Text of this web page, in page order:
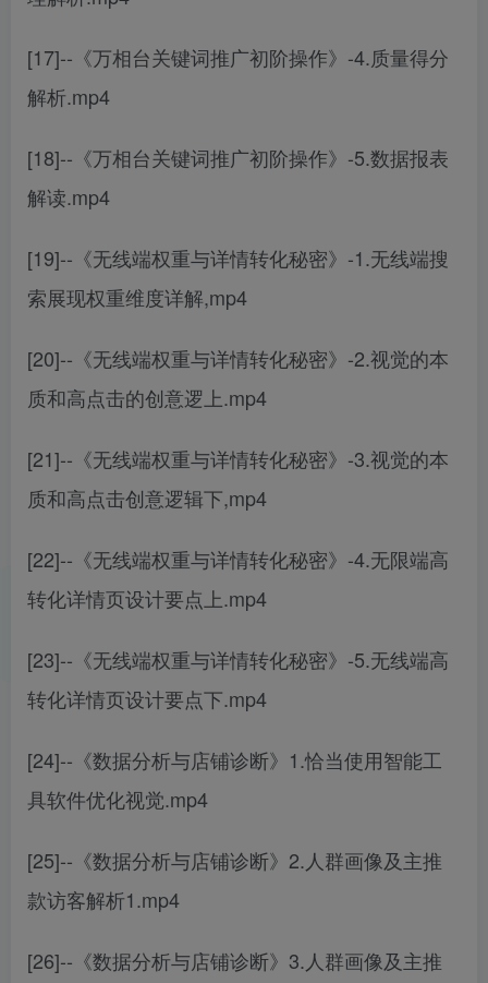
[17]--《万相台关键词推广初阶操作》-4.质量得分
解析.mp4
[18]--《万相台关键词推广初阶操作》-5.数据报表
解读.mp4
[19]--《无线端权重与详情转化秘密》-1.无线端搜
索展现权重维度详解,mp4
[20]--《无线端权重与详情转化秘密》-2.视觉的本
质和高点击的创意逻上.mp4
[21]--《无线端权重与详情转化秘密》-3.视觉的本
质和高点击创意逻辑下,mp4
[22]--《无线端权重与详情转化秘密》-4.无限端高
转化详情页设计要点上.mp4
[23]--《无线端权重与详情转化秘密》-5.无线端高
转化详情页设计要点下.mp4
[24]--《数据分析与店铺诊断》1.恰当使用智能工
具软件优化视觉.mp4
[25]--《数据分析与店铺诊断》2.人群画像及主推
款访客解析1.mp4
[26]--《数据分析与店铺诊断》3.人群画像及主推